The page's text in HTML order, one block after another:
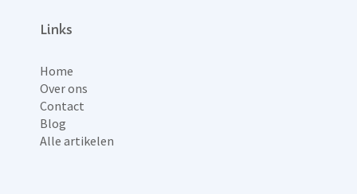
Links
Home
Over ons
Contact
Blog
Alle artikelen